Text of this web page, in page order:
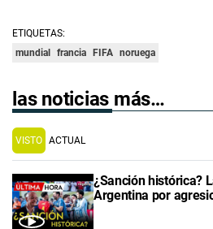
ETIQUETAS:
mundial
francia FIFA noruega
las noticias más…
VISTO ACTUAL
¿Sanción histórica?
Argentina por